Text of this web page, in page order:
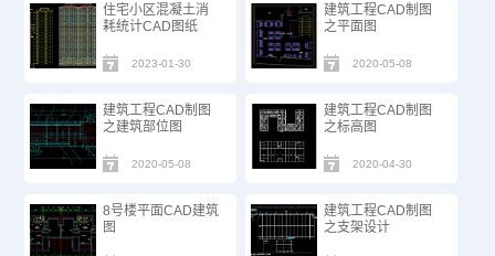
住宅小区混凝土消
耗统计CAD图纸
2023-01-30
建筑工程CAD制图
之平面图
2020-05-08
建筑工程CAD制图
之建筑部位图
2020-05-08
建筑工程CAD制图
之标高图
2020-04-30
8号楼平面CAD建筑
图
建筑工程CAD制图
之支架设计